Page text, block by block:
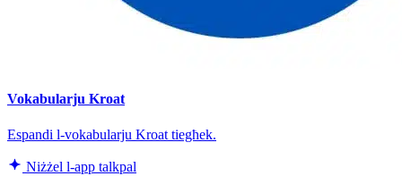
Vokabularju Kroat
Espandi l-vokabularju Kroat tiegħek.
Niżżel l-app talkpal